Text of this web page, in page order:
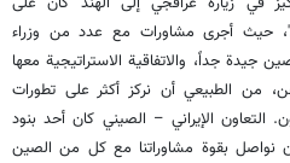
حيث أجرى مشاورات مع عدد من وزراء
جيدة جداً، والاتفاقية الاستراتيجية معها
من الطبيعي أن نركز أكثر على تطورات
التعاون الإيراني – الصيني كان أحد بنود
بقوة مشاوراتنا مع كل من الصين